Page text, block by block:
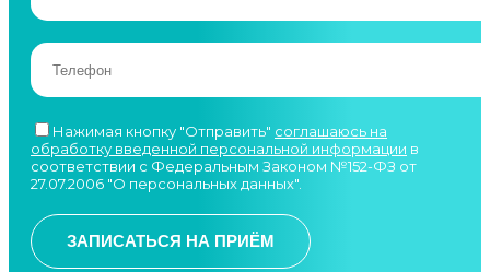
Нажимая кнопку "Отправить" соглашаюсь на
обработку введенной персональной информации в
соответствии с Федеральным Законом №152-ФЗ от
27.07.2006 "О персональных данных".